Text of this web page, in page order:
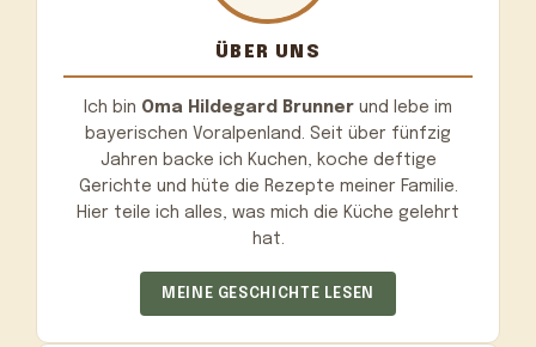
ÜBER UNS
Ich bin Oma Hildegard Brunner und lebe im
bayerischen Voralpenland. Seit über fünfzig
Jahren backe ich Kuchen, koche deftige
Gerichte und hüte die Rezepte meiner Familie.
Hier teile ich alles, was mich die Küche gelehrt
hat.
MEINE GESCHICHTE LESEN